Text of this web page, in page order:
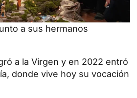
a sus hermanos
a la Virgen y en 2022 entró
donde vive hoy su vocación